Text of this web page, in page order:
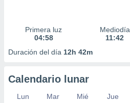
Primera luz
04:58
Mediodía
11:42
Duración del día 12h 42m
Calendario lunar
Lun Mar Mié Jue